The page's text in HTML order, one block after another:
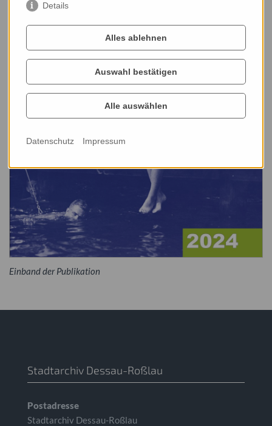
Einband der Publikation
Stadtarchiv Dessau-Roßlau
Postadresse
Stadtarchiv Dessau-Roßlau
Details
Alles ablehnen
Auswahl bestätigen
Alle auswählen
Datenschutz Impressum